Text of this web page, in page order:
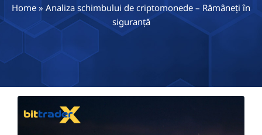
Home » Analiza schimbului de criptomonede – Rămâneți în
siguranță